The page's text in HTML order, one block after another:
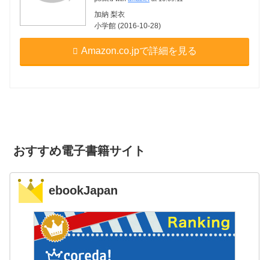
加納 梨衣
小学館 (2016-10-28)
Amazon.co.jpで詳細を見る
おすすめ電子書籍サイト
ebookJapan